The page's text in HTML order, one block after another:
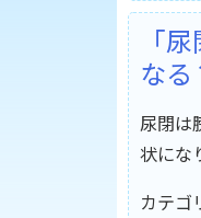
「
なる
尿閉は
状にな
カテゴ